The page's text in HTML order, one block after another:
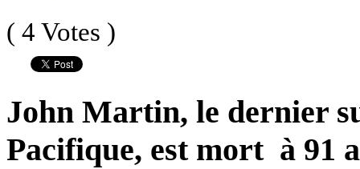
( 4 Votes )
John Martin, le dernier
Pacifique, est mort à 91